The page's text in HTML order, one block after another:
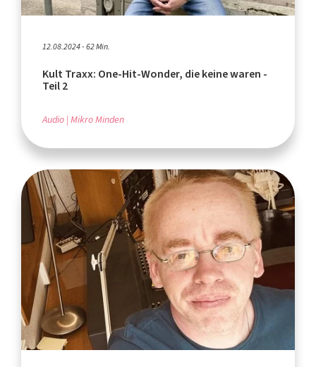
12.08.2024 - 62 Min.
Kult Traxx: One-Hit-Wonder, die keine waren -
Teil 2
Audio Mikro Minden